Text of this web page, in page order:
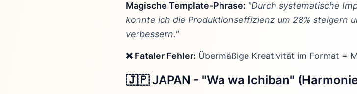
Magische Template-Phrase: "Durch systematische
konnte ich die Produktionseffizienz um 28% steigern
verbessern."
❌ Fataler Fehler: Übermäßige Kreativität im Format =
🇯🇵 JAPAN - "Wa wa Ichiban"